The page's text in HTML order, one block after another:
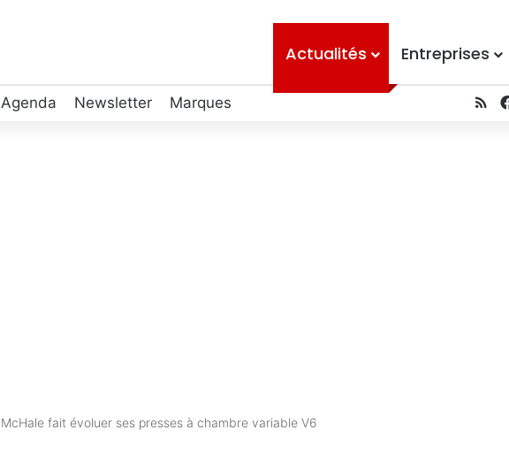
Actualités Entreprises
Agenda Newsletter Marques
McHale fait évoluer ses presses à chambre variable V6